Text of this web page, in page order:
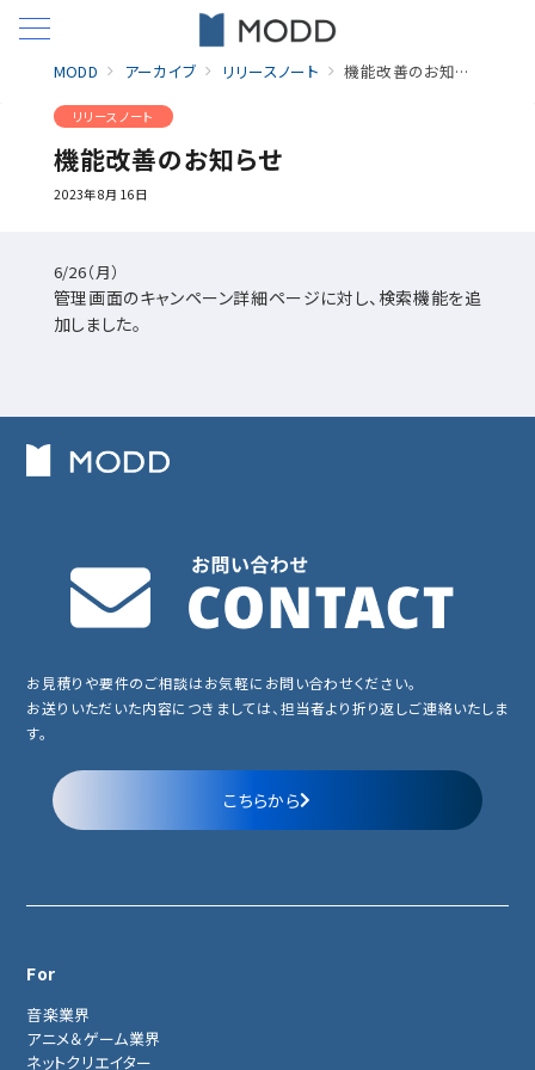
MODD アーカイブ リリースノート 機能改善のお知らせ
リリースノート
機能改善のお知らせ
2023年8月16日
6/26（月）
管理画面のキャンペーン詳細ページに対し、検索機能を追
加しました。
お見積りや要件のご相談はお気軽にお問い合わせください。
お送りいただいた内容につきましては、担当者より折り返しご連絡いたしま
す。
こちらから
For
音楽業界
アニメ＆ゲーム業界
ネットクリエイター